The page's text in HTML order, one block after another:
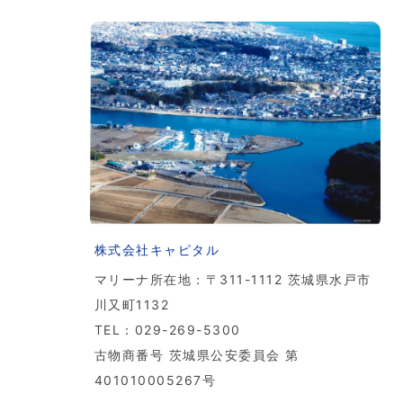
株式会社キャピタル
マリーナ所在地：〒311-1112 茨城県水戸市
川又町1132
TEL：029-269-5300
古物商番号 茨城県公安委員会 第
401010005267号